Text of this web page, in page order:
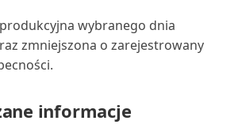
i zwrot wydatków
zamówienia
dok...
i
określonych
rozliczeniewybranego dnia
zmniejszona o zarejestrowany
informacje